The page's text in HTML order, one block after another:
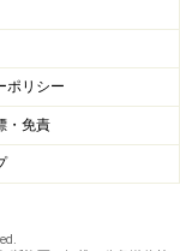
がら両腕を前方
へと伸ばした状
～30秒程度保持
ポリシー
・免責